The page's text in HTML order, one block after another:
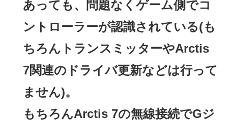
あっても、問題なくゲーム側でコ
ントローラーが認識されている(も
ちろんトランスミッターやArctis
7関連のドライバ更新などは行って
ません)。
もちろんArctis 7の無線接続でGジ